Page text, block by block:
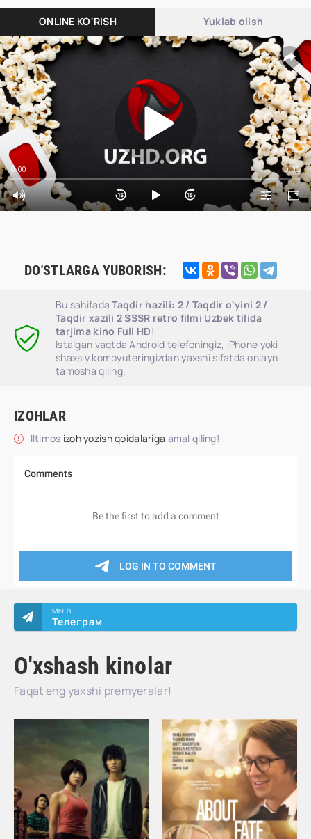
ONLINE KO'RISH Yuklab olish
0:00 0:00
DO'STLARGA YUBORISH:
Bu sahifadaTaqdir hazili: 2 / Taqdir o'yini 2 /
Taqdir xazili 2 SSSR retro filmi Uzbek tilida
tarjima kino Full HD!
Istalgan vaqtda Android telefoningiz, iPhone yoki
shaxsiy kompyuteringizdan yaxshi sifatda onlayn
tamosha qiling.
IZOHLAR
Iltimos izoh yozish qoidalariga amal qiling!
O'xshash kinolar
Faqat eng yaxshi premyeralar!
МЫ В
Телеграм